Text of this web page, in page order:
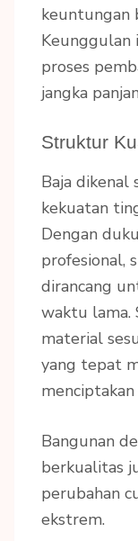
keuntungan
Keunggulan
proses
jangka
Struktur
Baja dikenal
kekuatan
Dengan
profesional,
dirancang
waktu lama.
material
yang tepat
Bangunan
berkualitas
perubahan
ekstrem.